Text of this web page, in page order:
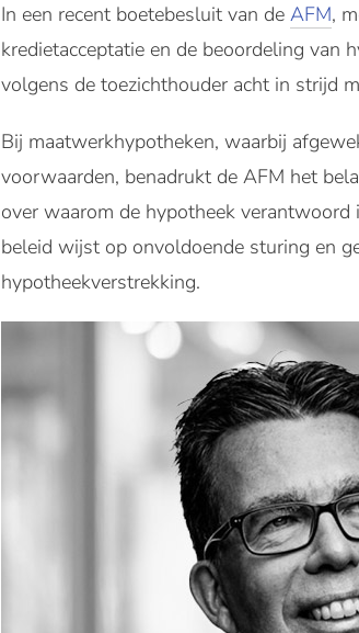
In een recent boetebesluit van de AFM,
kredietacceptatie en de beoordeling van
volgens de toezichthouder acht in strijd
Bij maatwerkhypotheken, waarbij
voorwaarden, benadrukt de AFM het
over waarom de hypotheek
beleid wijst op onvoldoende sturing en
hypotheekverstrekking.